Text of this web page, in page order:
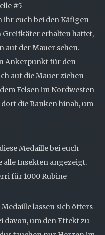
#5
ihr euch bei den Käfigen
Greifkäfer erhalten hattet,
auf der Mauer sehen.
Ankerpunkt für den
auf die Mauer ziehen
Felsen im Nordwesten
die Ranken hinab, um
Medaille bei euch
alle Insekten angezeigt.
für 1000 Rubine
lassen sich öfters
davon, um den Effekt zu